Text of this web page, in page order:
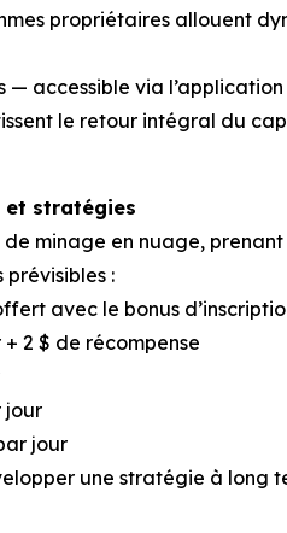
propriétaires allouent
— accessible via
le retour intégral du
et stratégies
minage en nuage,
:
avec le bonus
2 $ de récompense
jour
jour
une stratégie à